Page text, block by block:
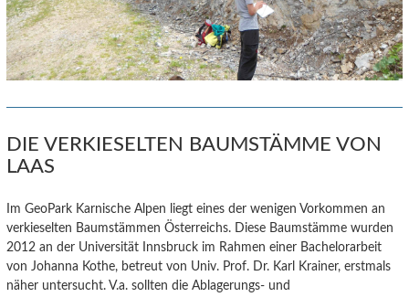
DIE VERKIESELTEN BAUMSTÄMME VON
LAAS
Im GeoPark Karnische Alpen liegt eines der wenigen Vorkommen an
verkieselten Baumstämmen Österreichs. Diese Baumstämme wurden
2012 an der Universität Innsbruck im Rahmen einer Bachelorarbeit
von Johanna Kothe, betreut von Univ. Prof. Dr. Karl Krainer, erstmals
näher untersucht. V.a. sollten die Ablagerungs- und